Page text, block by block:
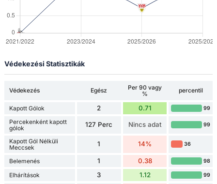
Védekezési Statisztikák
Védekezés Egész
Per 90 vagy
%
percentil
Kapott Gólok 2 0.71 99
Percekenként kapott
gólok
127 Perc Nincs adat 99
Kapott Gól Nélküli
Meccsek
1 14% 36
Belemenés 1 0.38 98
Elhárítások 3 1.12 99